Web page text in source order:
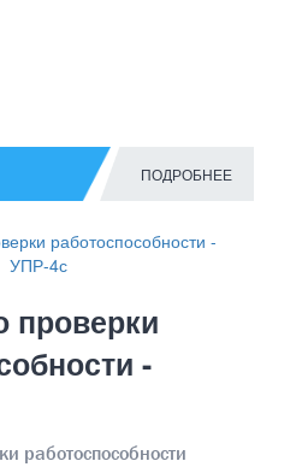
ПОДРОБНЕЕ
проверки
-
работоспособности